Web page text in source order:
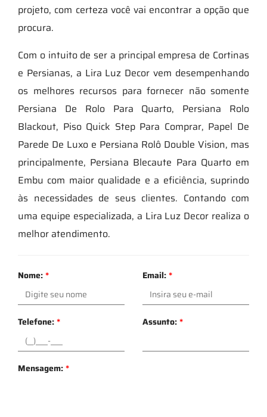
projeto, com certeza você vai encontrar a opção que
procura.
Com o intuito de ser a principal empresa de Cortinas
e Persianas, a Lira Luz Decor vem desempenhando
os melhores recursos para fornecer não somente
Persiana De Rolo Para Quarto, Persiana Rolo
Blackout, Piso Quick Step Para Comprar, Papel De
Parede De Luxo e Persiana Rolô Double Vision, mas
principalmente, Persiana Blecaute Para Quarto em
Embu com maior qualidade e a eficiência, suprindo
às necessidades de seus clientes. Contando com
uma equipe especializada, a Lira Luz Decor realiza o
melhor atendimento.
Nome:* Email:*
Telefone:* Assunto:*
Mensagem:*